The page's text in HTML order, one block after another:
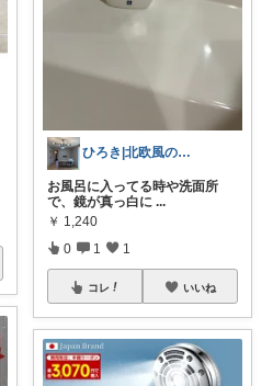
ひろき|北欧風の家×🏠100日計画
お風呂に入ってる時や洗面所
で、鏡が真っ白に ...
￥ 1,240
0 1 1
コレ いいね